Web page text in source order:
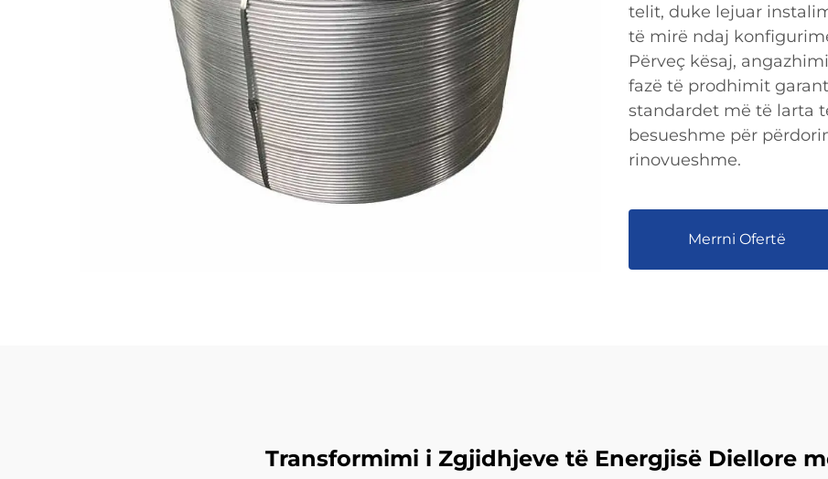
telit, duke lejuar
të mirë ndaj
Përveç kësaj,
fazë të prodhimit
standardet më të larta
besueshme për
rinovueshme.
Merrni Ofertë
Transformimi i Zgjidhjeve të Energjisë Diellore